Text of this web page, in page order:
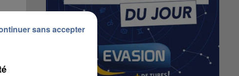
sans accepter